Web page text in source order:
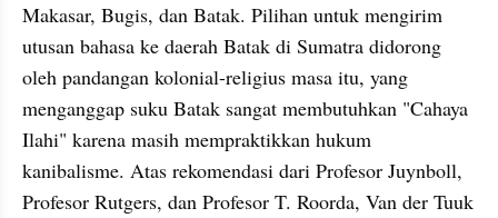
Makasar, Bugis, dan Batak. Pilihan untuk mengirim
utusan bahasa ke daerah Batak di Sumatra didorong
oleh pandangan kolonial-religius masa itu, yang
menganggap suku Batak sangat membutuhkan "Cahaya
Ilahi" karena masih mempraktikkan hukum
kanibalisme. Atas rekomendasi dari Profesor Juynboll,
Profesor Rutgers, dan Profesor T. Roorda, Van der Tuuk